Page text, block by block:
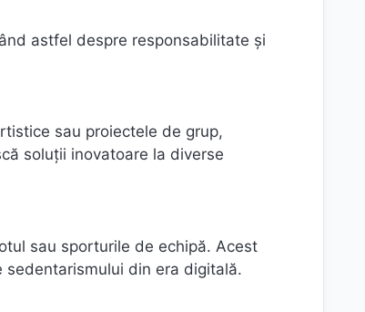
astfel despre responsabilitate și
sau proiectele de grup,
soluții inovatoare la diverse
sau sporturile de echipă. Acest
din era digitală.